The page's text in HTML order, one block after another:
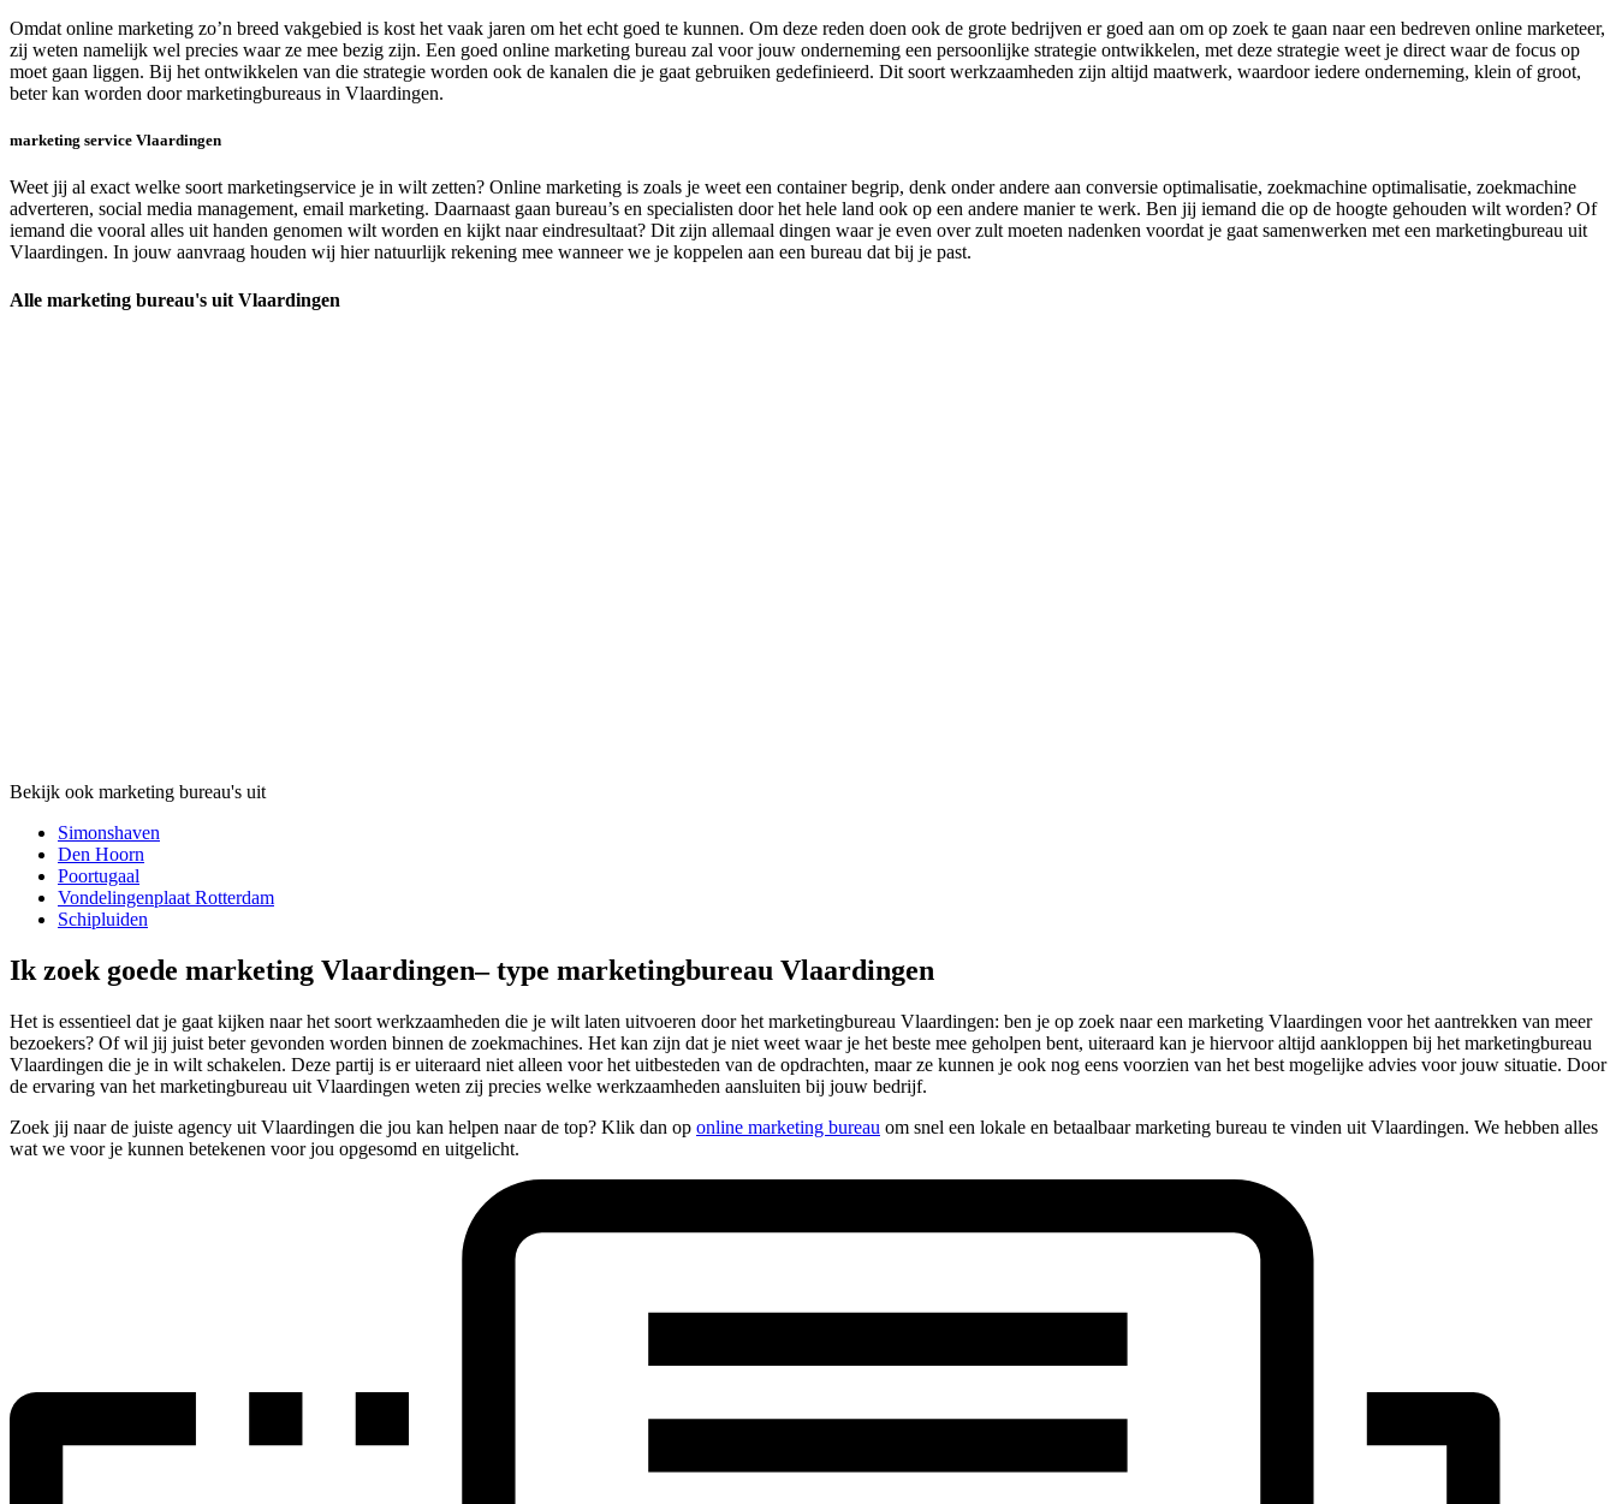
Omdat online marketing zo’n breed vakgebied is kost het vaak jaren om het echt goed te kunnen. Om deze reden doen ook de grote bedrijven er goed aan om op zoek te gaan naar een bedreven online marketeer,
zij weten namelijk wel precies waar ze mee bezig zijn. Een goed online marketing bureau zal voor jouw onderneming een persoonlijke strategie ontwikkelen, met deze strategie weet je direct waar de focus op
moet gaan liggen. Bij het ontwikkelen van die strategie worden ook de kanalen die je gaat gebruiken gedefinieerd. Dit soort werkzaamheden zijn altijd maatwerk, waardoor iedere onderneming, klein of groot,
beter kan worden door marketingbureaus in Vlaardingen.
marketing service Vlaardingen
Weet jij al exact welke soort marketingservice je in wilt zetten? Online marketing is zoals je weet een container begrip, denk onder andere aan conversie optimalisatie, zoekmachine optimalisatie, zoekmachine
adverteren, social media management, email marketing. Daarnaast gaan bureau’s en specialisten door het hele land ook op een andere manier te werk. Ben jij iemand die op de hoogte gehouden wilt worden? Of
iemand die vooral alles uit handen genomen wilt worden en kijkt naar eindresultaat? Dit zijn allemaal dingen waar je even over zult moeten nadenken voordat je gaat samenwerken met een marketingbureau uit
Vlaardingen. In jouw aanvraag houden wij hier natuurlijk rekening mee wanneer we je koppelen aan een bureau dat bij je past.
Alle marketing bureau's uit Vlaardingen
Bekijk ook marketing bureau's uit
Simonshaven
Den Hoorn
Poortugaal
Vondelingenplaat Rotterdam
Schipluiden
Ik zoek goede marketing Vlaardingen– type marketingbureau Vlaardingen
Het is essentieel dat je gaat kijken naar het soort werkzaamheden die je wilt laten uitvoeren door het marketingbureau Vlaardingen: ben je op zoek naar een marketing Vlaardingen voor het aantrekken van meer
bezoekers? Of wil jij juist beter gevonden worden binnen de zoekmachines. Het kan zijn dat je niet weet waar je het beste mee geholpen bent, uiteraard kan je hiervoor altijd aankloppen bij het marketingbureau
Vlaardingen die je in wilt schakelen. Deze partij is er uiteraard niet alleen voor het uitbesteden van de opdrachten, maar ze kunnen je ook nog eens voorzien van het best mogelijke advies voor jouw situatie. Door
de ervaring van het marketingbureau uit Vlaardingen weten zij precies welke werkzaamheden aansluiten bij jouw bedrijf.
Zoek jij naar de juiste agency uit Vlaardingen die jou kan helpen naar de top? Klik dan op online marketing bureau om snel een lokale en betaalbaar marketing bureau te vinden uit Vlaardingen. We hebben alles
wat we voor je kunnen betekenen voor jou opgesomd en uitgelicht.